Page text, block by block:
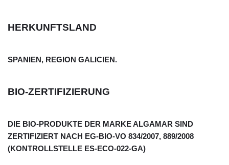
HERKUNFTSLAND
SPANIEN, REGION GALICIEN.
BIO-ZERTIFIZIERUNG
DIE BIO-PRODUKTE DER MARKE ALGAMAR SIND
ZERTIFIZIERT NACH EG-BIO-VO 834/2007, 889/2008
(KONTROLLSTELLE ES-ECO-022-GA)